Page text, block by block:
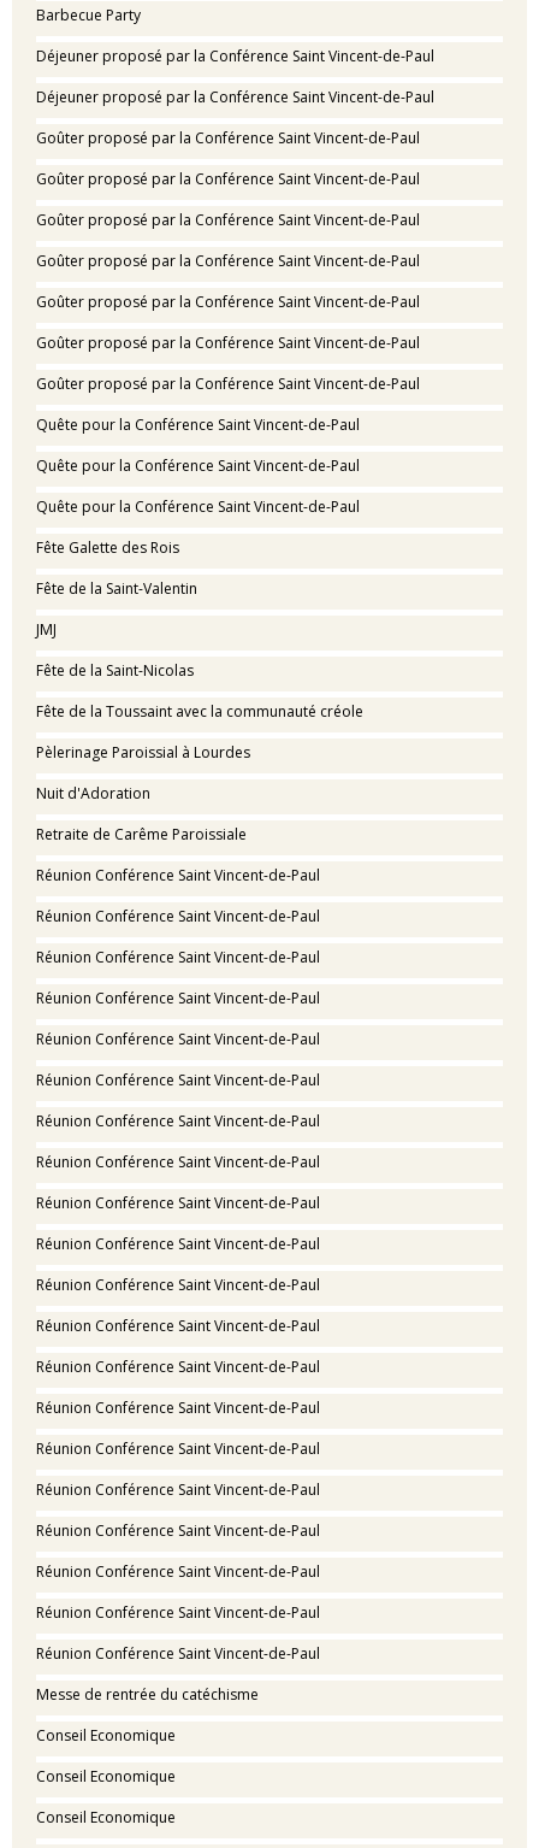
Barbecue Party
Déjeuner proposé par la Conférence Saint Vincent-de-Paul
Déjeuner proposé par la Conférence Saint Vincent-de-Paul
Goûter proposé par la Conférence Saint Vincent-de-Paul
Goûter proposé par la Conférence Saint Vincent-de-Paul
Goûter proposé par la Conférence Saint Vincent-de-Paul
Goûter proposé par la Conférence Saint Vincent-de-Paul
Goûter proposé par la Conférence Saint Vincent-de-Paul
Goûter proposé par la Conférence Saint Vincent-de-Paul
Goûter proposé par la Conférence Saint Vincent-de-Paul
Quête pour la Conférence Saint Vincent-de-Paul
Quête pour la Conférence Saint Vincent-de-Paul
Quête pour la Conférence Saint Vincent-de-Paul
Fête Galette des Rois
Fête de la Saint-Valentin
JMJ
Fête de la Saint-Nicolas
Fête de la Toussaint avec la communauté créole
Pèlerinage Paroissial à Lourdes
Nuit d'Adoration
Retraite de Carême Paroissiale
Réunion Conférence Saint Vincent-de-Paul
Réunion Conférence Saint Vincent-de-Paul
Réunion Conférence Saint Vincent-de-Paul
Réunion Conférence Saint Vincent-de-Paul
Réunion Conférence Saint Vincent-de-Paul
Réunion Conférence Saint Vincent-de-Paul
Réunion Conférence Saint Vincent-de-Paul
Réunion Conférence Saint Vincent-de-Paul
Réunion Conférence Saint Vincent-de-Paul
Réunion Conférence Saint Vincent-de-Paul
Réunion Conférence Saint Vincent-de-Paul
Réunion Conférence Saint Vincent-de-Paul
Réunion Conférence Saint Vincent-de-Paul
Réunion Conférence Saint Vincent-de-Paul
Réunion Conférence Saint Vincent-de-Paul
Réunion Conférence Saint Vincent-de-Paul
Réunion Conférence Saint Vincent-de-Paul
Réunion Conférence Saint Vincent-de-Paul
Réunion Conférence Saint Vincent-de-Paul
Réunion Conférence Saint Vincent-de-Paul
Messe de rentrée du catéchisme
Conseil Economique
Conseil Economique
Conseil Economique